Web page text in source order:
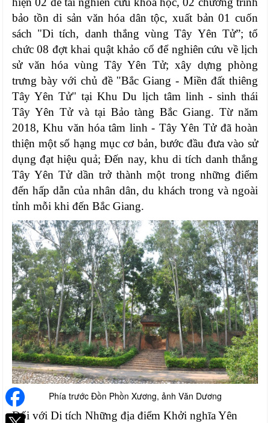
bảo tồn di sản văn hóa dân tộc, xuất bản 01 cuốn
sách "Di tích, danh thắng vùng Tây Yên Tử”; tổ
chức 08 đợt khai quật khảo cổ để nghiên cứu về lịch
sử văn hóa vùng Tây Yên Tử; xây dựng phòng
trưng bày với chủ đề "Bắc Giang - Miền đất thiêng
Tây Yên Tử" tại Khu Du lịch tâm linh - sinh thái
Tây Yên Tử và tại Bảo tàng Bắc Giang. Từ năm
2018, Khu văn hóa tâm linh - Tây Yên Tử đã hoàn
thiện một số hạng mục cơ bản, bước đầu đưa vào sử
dụng đạt hiệu quả; Đến nay, khu di tích danh thắng
Tây Yên Tử dần trở thành một trong những điểm
đến hấp dẫn của nhân dân, du khách trong và ngoài
tỉnh mỗi khi đến Bắc Giang.
Phía trước Đồn Phồn Xương, ảnh Văn Dương
Đối với Di tích Những địa điểm Khởi nghĩa Yên